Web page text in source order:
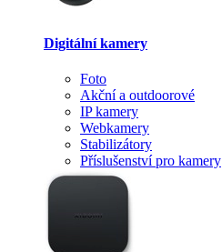
Digitální kamery
Foto
Akční a outdoorové
IP kamery
Webkamery
Stabilizátory
Příslušenství pro kamery